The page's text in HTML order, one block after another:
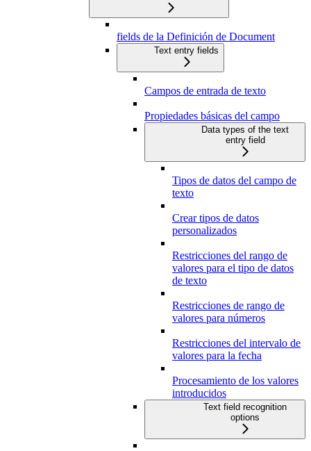
fields de la Definición de Document
Text entry fields
Campos de entrada de texto
Propiedades básicas del campo
Data types of the text
entry field
Tipos de datos del campo de
texto
Crear tipos de datos
personalizados
Restricciones del rango de
valores para el tipo de datos
de texto
Restricciones de rango de
valores para números
Restricciones del intervalo de
valores para la fecha
Procesamiento de los valores
introducidos
Text field recognition
options